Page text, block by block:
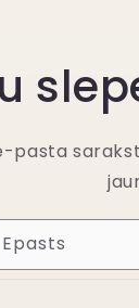
pasta
Epasts